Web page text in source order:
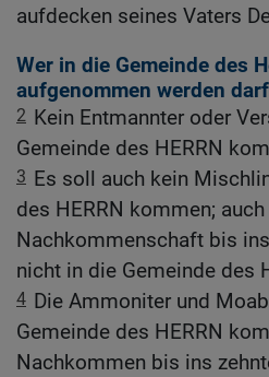
aufdecken seines Vaters
Wer in die Gemeinde des
aufgenommen werden darf
2 Kein Entmannter oder
Gemeinde des HERRN
3 Es soll auch kein
des HERRN kommen;
Nachkommenschaft bis
nicht in die Gemeinde des
4 Die Ammoniter und
Gemeinde des HERRN
Nachkommen bis ins